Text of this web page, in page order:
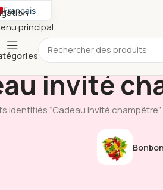
principal
invité
identifiés “Cadeau invité champêtre”
Français
English